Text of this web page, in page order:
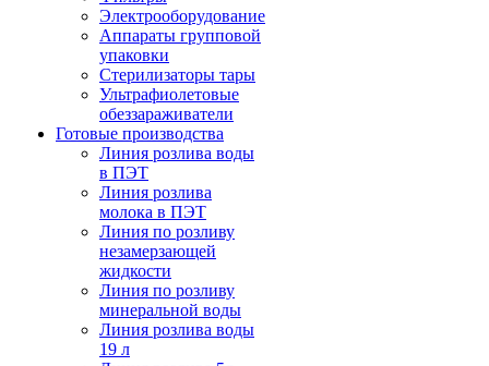
Электрооборудование
Аппараты групповой
упаковки
Стерилизаторы тары
Ультрафиолетовые
обеззараживатели
Готовые производства
Линия розлива воды
в ПЭТ
Линия розлива
молока в ПЭТ
Линия по розливу
незамерзающей
жидкости
Линия по розливу
минеральной воды
Линия розлива воды
19 л